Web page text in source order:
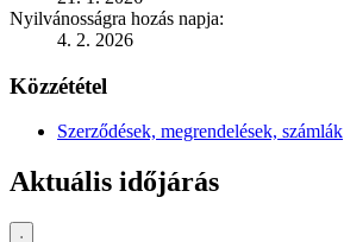
Nyilvánosságra hozás napja:
4. 2. 2026
Közzététel
Szerződések, megrendelések, számlák
Aktuális időjárás